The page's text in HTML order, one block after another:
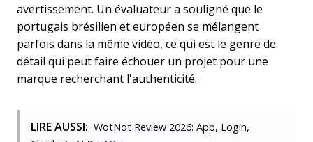
avertissement. Un évaluateur a souligné que le
portugais brésilien et européen se mélangent
parfois dans la même vidéo, ce qui est le genre de
détail qui peut faire échouer un projet pour une
marque recherchant l'authenticité.
LIRE AUSSI: WotNot Review 2026: App, Login,